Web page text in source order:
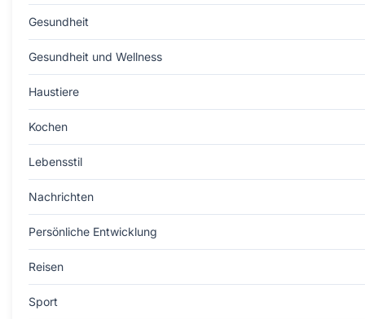
Gesundheit
Gesundheit und Wellness
Haustiere
Kochen
Lebensstil
Nachrichten
Persönliche Entwicklung
Reisen
Sport